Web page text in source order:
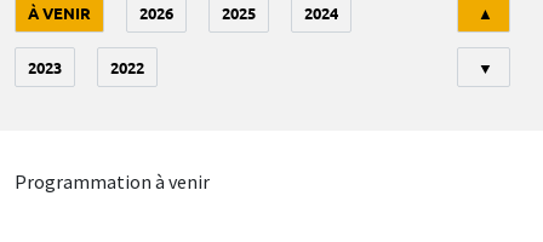
À VENIR 2026 2025 2024
2023 2022
▲
▼
Programmation à venir